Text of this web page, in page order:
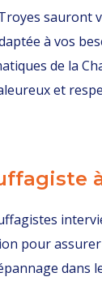
sauront
à vos
de la
et
pour assurer
dans